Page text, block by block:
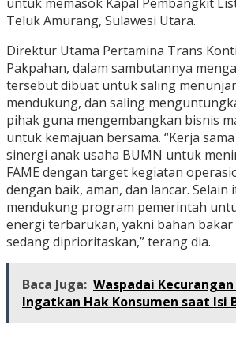
Teluk Amurang, Sulawesi Utara.
Direktur Utama Pertamina Trans
Pakpahan, dalam sambutannya
tersebut dibuat untuk saling
mendukung, dan saling
pihak guna mengembangkan bisnis
untuk kemajuan bersama. “Kerja
sinergi anak usaha BUMN untuk
FAME dengan target kegiatan
dengan baik, aman, dan lancar. Selain
mendukung program pemerintah
energi terbarukan, yakni bahan
sedang diprioritaskan,” terang dia.
Baca Juga: Waspadai Kecurangan
Ingatkan Hak Konsumen saat Isi